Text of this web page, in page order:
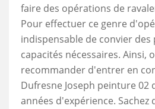
faire des opérations de
Pour effectuer ce genre
indispensable de convier des
capacités nécessaires. Ainsi,
recommander d'entrer en
Dufresne Joseph peinture 02
années d'expérience. Sachez